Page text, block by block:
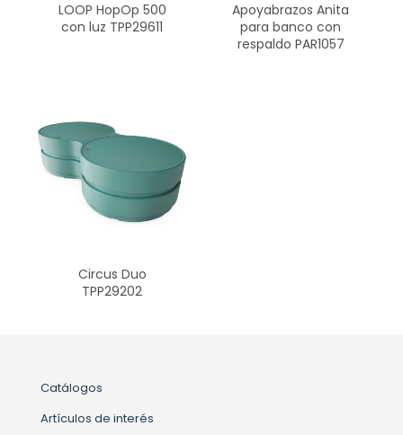
LOOP HopOp 500
con luz TPP29611
Apoyabrazos Anita
para banco con
respaldo PAR1057
Circus Duo
TPP29202
Catálogos
Artículos de interés